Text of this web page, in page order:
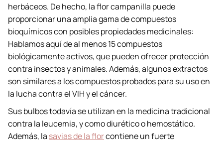
herbáceos. De hecho, la flor campanilla puede
proporcionar una amplia gama de compuestos
bioquímicos con posibles propiedades medicinales:
Hablamos aquí de al menos 15 compuestos
biológicamente activos, que pueden ofrecer protección
contra insectos y animales. Además, algunos extractos
son similares a los compuestos probados para su uso en
la lucha contra el VIH y el cáncer.
Sus bulbos todavía se utilizan en la medicina tradicional
contra la leucemia, y como diurético o hemostático.
Además, la savias de la florcontiene un fuerte